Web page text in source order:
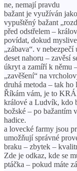
ne, nemají pravdu
bažant je využíván
vypuštěný bažant
před odstřelem –
povídat, dokud
„zábava“. v
deset nahoru – zavěsí
úkryt a zamíří k němu
„zavěšení“ na
druhá metoda – tak ho
Říkám vám, je to
králové a Ludvík, kdo
božské – po bažantím
hadice.
a lovecké farmy jsou
umožňují správné
braku – zbytek –
Zde je odkaz, kde se
ptáčka – pokud máte